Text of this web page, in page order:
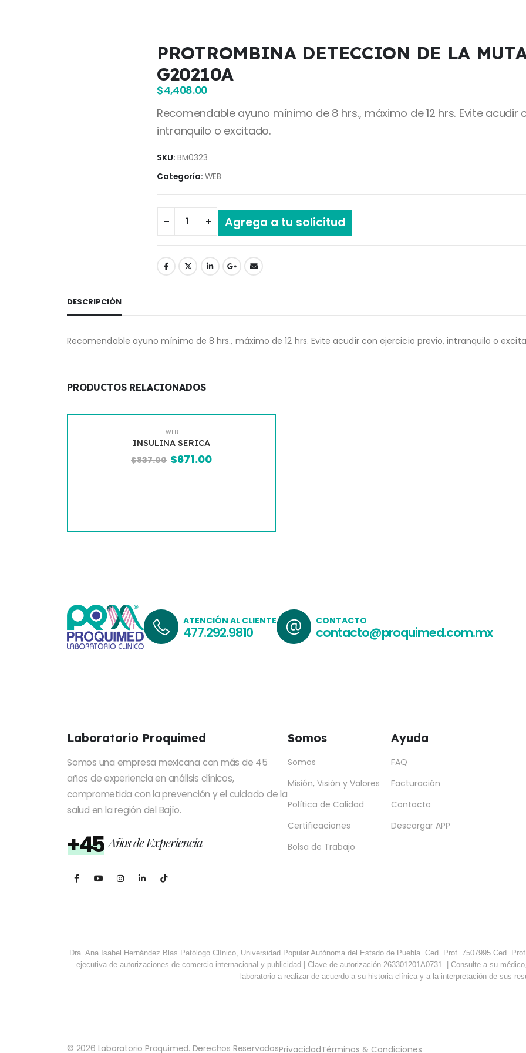
PROTROMBINA DETECCION DE LA
G20210A
$4,408.00
Recomendable ayuno mínimo de 8 hrs., máximo de 12 hrs. Evite acudir
intranquilo o excitado.
SKU: BM0323
Categoría: WEB
Agrega a tu solicitud
DESCRIPCIÓN
Recomendable ayuno mínimo de 8 hrs., máximo de 12 hrs. Evite acudir con ejercicio previo, intranquilo o
PRODUCTOS RELACIONADOS
WEB
INSULINA SERICA
$837.00 $671.00
ATENCIÓN AL CLIENTE
477.292.9810
CONTACTO
contacto@proquimed.com.mx
Laboratorio Proquimed
Somos una empresa mexicana con más de 45
años de experiencia en análisis clínicos,
comprometida con la prevención y el cuidado de la
salud en la región del Bajío.
+45 Años de Experiencia
Somos
Somos
Misión, Visión y Valores
Política de Calidad
Certificaciones
Bolsa de Trabajo
Ayuda
FAQ
Facturación
Contacto
Descargar APP
Dra. Ana Isabel Hernández Blas Patólogo Clínico, Universidad Popular Autónoma del Estado de Puebla. Ced. Prof. 7507995 Ced.
ejecutiva de autorizaciones de comercio internacional y publicidad | Clave de autorización 263301201A0731. | Consulte a su
laboratorio a realizar de acuerdo a su historia clínica y a la interpretación de sus
© 2026 Laboratorio Proquimed. Derechos ReservadosPrivacidadTérminos & Condiciones